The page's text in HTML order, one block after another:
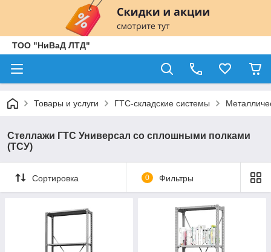
ТОО "НиВаД ЛТД"
Товары и услуги ГТС-складские системы
Стеллажи ГТС Универсал со сплошными полками
(ТСУ)
Сортировка 0 Фильтры